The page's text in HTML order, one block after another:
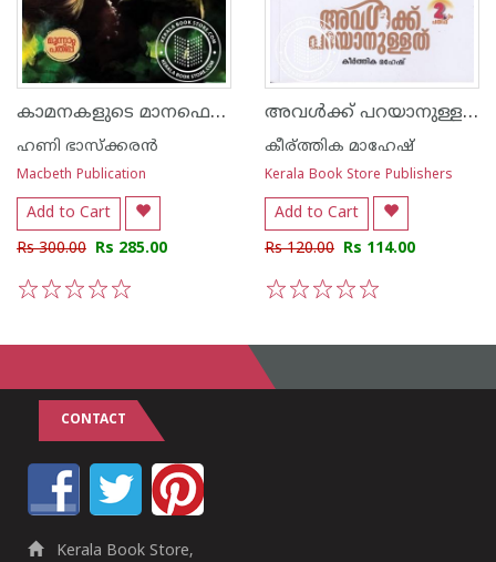
കാമനകളുടെ മാനഫെസ്റ്റോ
ഹണി ഭാസ്ക്കരന്‍
Macbeth Publication
Add to Cart
Rs 300.00 Rs 285.00
അവൾക്ക് പറയാനുള്ളത്
കീര്ത്തിക മാഹേഷ്
Kerala Book Store Publishers
Add to Cart
Rs 120.00 Rs 114.00
CONTACT
Kerala Book Store,